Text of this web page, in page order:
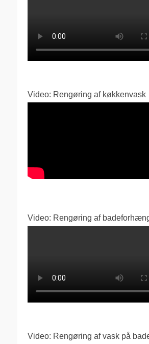
Video: Rengøring af køkkenvask
Video: Rengøring af
Video: Rengøring af vask på